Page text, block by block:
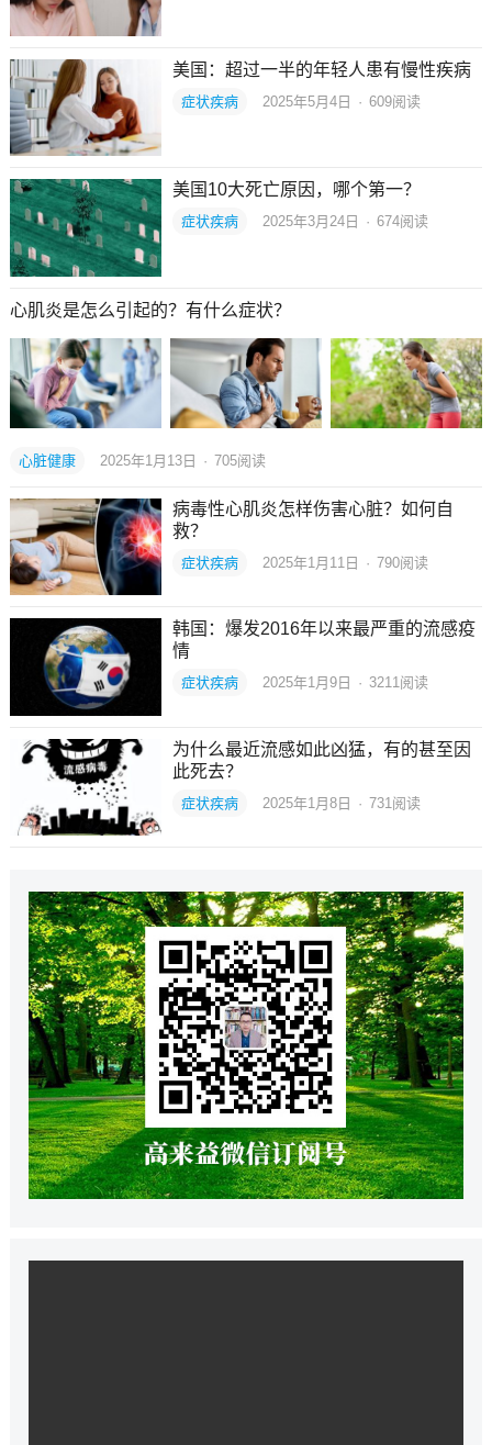
美国：超过一半的年轻人患有慢性疾病
症状疾病 2025年5月4日 · 609阅读
美国10大死亡原因，哪个第一？
症状疾病 2025年3月24日 · 674阅读
心肌炎是怎么引起的？有什么症状？
心脏健康 2025年1月13日 · 705阅读
病毒性心肌炎怎样伤害心脏？如何自
救？
症状疾病 2025年1月11日 · 790阅读
韩国：爆发2016年以来最严重的流感疫
情
症状疾病 2025年1月9日 · 3211阅读
为什么最近流感如此凶猛，有的甚至因
此死去？
症状疾病 2025年1月8日 · 731 阅读